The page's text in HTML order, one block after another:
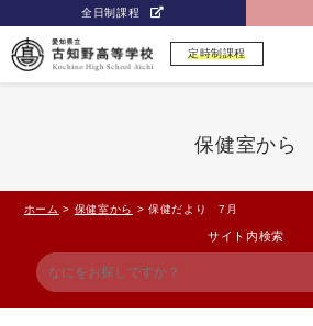
全日制課程
定時制課程
保健室から
ホーム > 保健室から > 保健だより 7月
サイト内検索